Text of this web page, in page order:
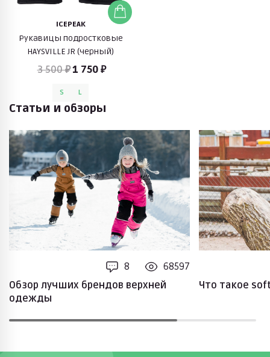
ICEPEAK
Рукавицы подростковые
HAYSVILLE JR (черный)
3 500 ₽1 750 ₽
S L
Статьи и обзоры
8
68597
Обзор лучших брендов верхней
одежды
Что такое